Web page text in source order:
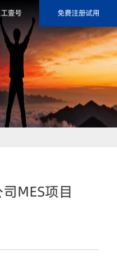
工壹号 免费注册试用
MES项目